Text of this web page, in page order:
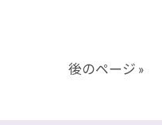
後のページ »